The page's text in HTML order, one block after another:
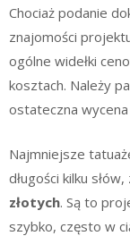
Chociaż podanie
znajomości
ogólne widełki
kosztach. Należy
ostateczna
Najmniejsze
długości kilku
złotych. Są to
szybko, często w